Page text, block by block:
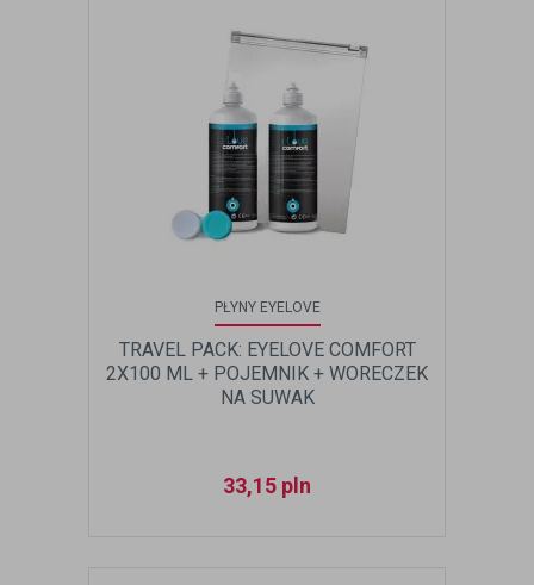
PŁYNY EYELOVE
TRAVEL PACK: EYELOVE COMFORT
2X100 ML + POJEMNIK + WORECZEK
NA SUWAK
33,15 pln